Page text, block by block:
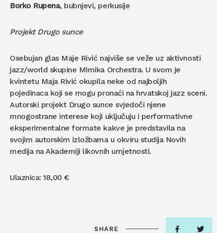
Borko Rupena, bubnjevi, perkusije
Projekt Drugo sunce
Osebujan glas Maje Rivić najviše se veže uz aktivnosti
jazz/world skupine Mimika Orchestra. U svom je
kvintetu Maja Rivić okupila neke od najboljih
pojedinaca koji se mogu pronaći na hrvatskoj jazz sceni.
Autorski projekt Drugo sunce svjedoči njene
mnogostrane interese koji uključuju i performativne
eksperimentalne formate kakve je predstavila na
svojim autorskim izložbama u okviru studija Novih
medija na Akademiji likovnih umjetnosti.
Ulaznica: 18,00 €
SHARE